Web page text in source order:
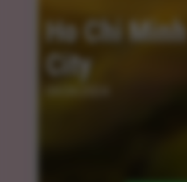
Ho Chi Minh
City